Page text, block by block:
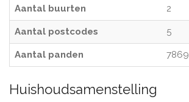
Aantal buurten 2
Aantal postcodes 5
Aantal panden 7869
Huishoudsamenstelling